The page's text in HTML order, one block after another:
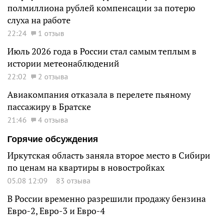
полмиллиона рублей компенсации за потерю
слуха на работе
22:24 1 отзыв
Июль 2026 года в России стал самым теплым в
истории метеонаблюдений
22:02 2 отзыва
Авиакомпания отказала в перелете пьяному
пассажиру в Братске
21:46
4 отзыва
Горячие обсуждения
Иркутская область заняла второе место в Сибири
по ценам на квартиры в новостройках
05.08 12:09 83 отзыва
В России временно разрешили продажу бензина
Евро-2, Евро-3 и Евро-4